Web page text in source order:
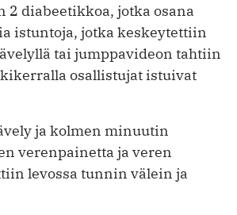
diabeetikkoa, jotka osana
istuntoja, jotka keskeytettiin
tai jumppavideon tahtiin
osallistujat istuivat
ja kolmen minuutin
verenpainetta ja veren
levossa tunnin välein ja